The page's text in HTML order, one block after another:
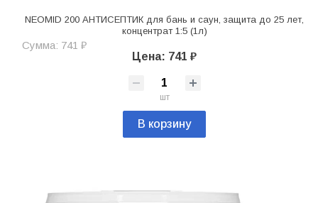
NEOMID 200 АНТИСЕПТИК для бань и саун, защита до 25 лет,
концентрат 1:5 (1л)
Сумма: 741 ₽
Цена: 741 ₽
шт
В корзину